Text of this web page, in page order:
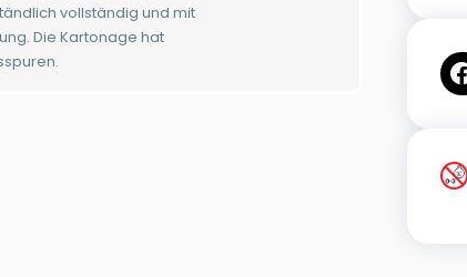
vollständig und mit
Die Kartonage hat